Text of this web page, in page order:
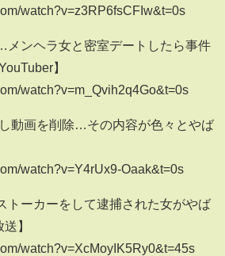
watch?v=z3RP6fsCFIw&t=0s
メンヘラ女と密室デートしたら事件
】
watch?v=m_Qvih2q4Go&t=0s
動画を削除…その内容が色々とやば
watch?v=Y4rUx9-Oaak&t=0s
トーカーをして逮捕された女がやば
】
watch?v=XcMoyIK5Ry0&t=45s